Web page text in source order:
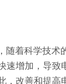
着科学技术
增加，导
改善和提